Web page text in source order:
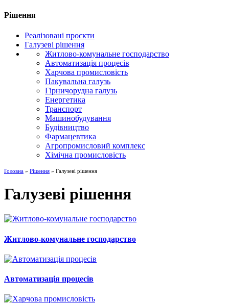
Рішення
Реалізовані проєкти
Галузеві рішення
Житлово-комунальне господарство
Автоматизація процесів
Харчова промисловість
Пакувальна галузь
Гірничорудна галузь
Енергетика
Транспорт
Машинобудування
Будівництво
Фармацевтика
Агропромисловий комплекс
Хімічна промисловість
Головна » Рішення » Галузеві рішення
Галузеві рішення
Житлово-комунальне господарство
Автоматизація процесів